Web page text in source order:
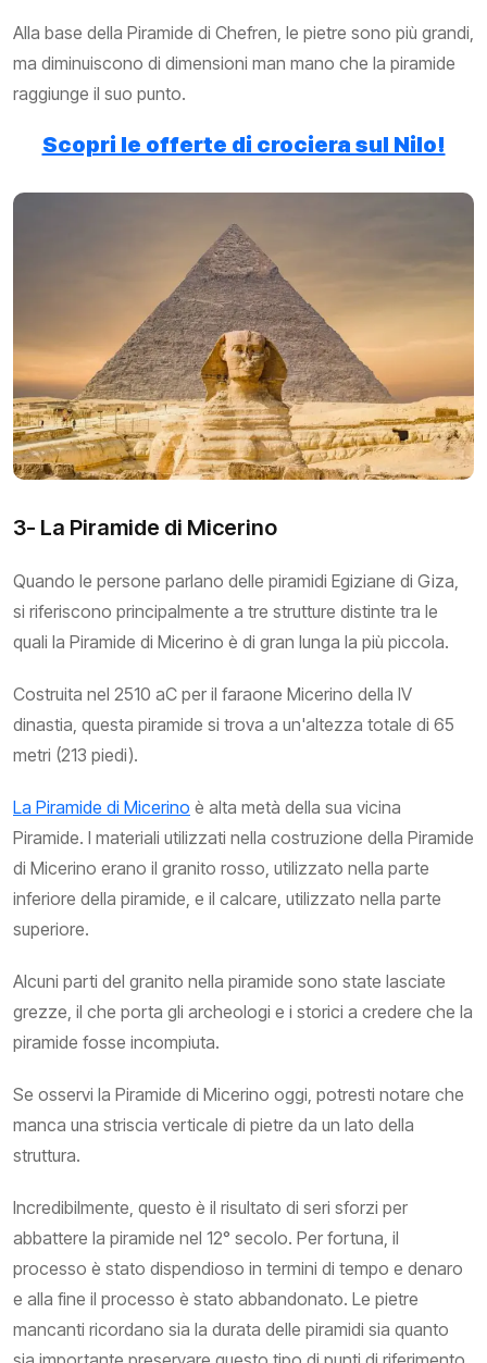
Alla base della Piramide di Chefren, le pietre sono più grandi,
ma diminuiscono di dimensioni man mano che la piramide
raggiunge il suo punto.
Scopri le offerte di crociera sul Nilo!
3- La Piramide di Micerino
Quando le persone parlano delle piramidi Egiziane di Giza,
si riferiscono principalmente a tre strutture distinte tra le
quali la Piramide di Micerino è di gran lunga la più piccola.
Costruita nel 2510 aC per il faraone Micerino della IV
dinastia, questa piramide si trova a un'altezza totale di 65
metri (213 piedi).
La Piramide di Micerino è alta metà della sua vicina
Piramide. I materiali utilizzati nella costruzione della Piramide
di Micerino erano il granito rosso, utilizzato nella parte
inferiore della piramide, e il calcare, utilizzato nella parte
superiore.
Alcuni parti del granito nella piramide sono state lasciate
grezze, il che porta gli archeologi e i storici a credere che la
piramide fosse incompiuta.
Se osservi la Piramide di Micerino oggi, potresti notare che
manca una striscia verticale di pietre da un lato della
struttura.
Incredibilmente, questo è il risultato di seri sforzi per
abbattere la piramide nel 12° secolo. Per fortuna, il
processo è stato dispendioso in termini di tempo e denaro
e alla fine il processo è stato abbandonato. Le pietre
mancanti ricordano sia la durata delle piramidi sia quanto